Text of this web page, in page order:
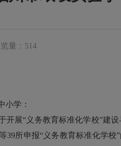
量：514
小学：
“义务教育标准化学校”建设
39所申报“义务教育标准化学